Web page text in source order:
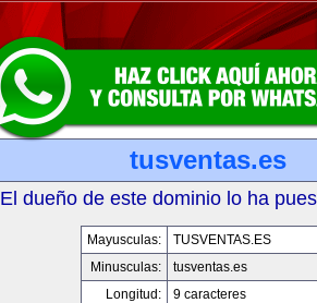
tusventas.es
El dueño de este dominio lo ha
Mayusculas:
TUSVENTAS.ES
Minusculas:
tusventas.es
Longitud:
9 caracteres